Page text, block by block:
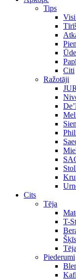
Tips
Citi
Ražotāji
Cits
Tēja
T-
Piederumi